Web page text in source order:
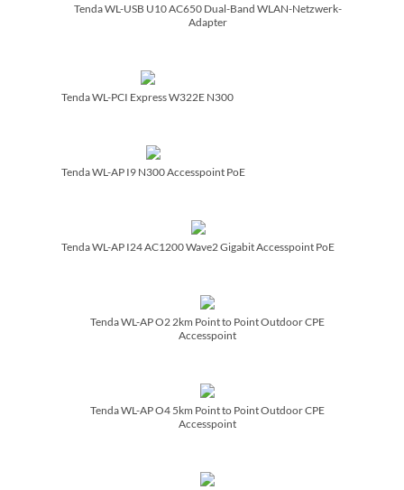
Tenda WL-USB U10 AC650 Dual-Band WLAN-Netzwerk-
Adapter
Tenda WL-PCI Express W322E N300
Tenda WL-AP I9 N300 Accesspoint PoE
Tenda WL-AP I24 AC1200 Wave2 Gigabit Accesspoint PoE
Tenda WL-AP O2 2km Point to Point Outdoor CPE
Accesspoint
Tenda WL-AP O4 5km Point to Point Outdoor CPE
Accesspoint